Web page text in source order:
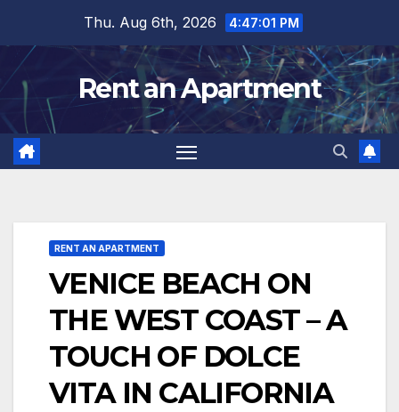
content
Thu. Aug 6th, 2026 4:47:02 PM
Rent an Apartment
RENT AN APARTMENT
VENICE BEACH ON
THE WEST COAST – A
TOUCH OF DOLCE
VITA IN CALIFORNIA